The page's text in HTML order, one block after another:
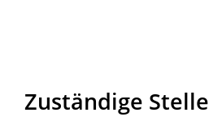
Zuständige Stelle